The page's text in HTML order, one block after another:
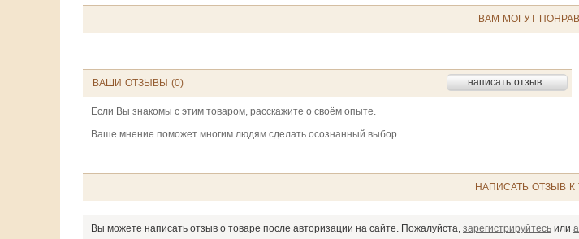
ВАМ МОГУТ
ВАШИ ОТЗЫВЫ (0) написать отзыв
Если Вы знакомы с этим товаром, расскажите о своём опыте.
Ваше мнение поможет многим людям сделать осознанный выбор.
НАПИСАТЬ ОТЗЫВ К
Вы можете написать отзыв о товаре после авторизации на сайте. Пожалуйста, зарегистрируйтесь или